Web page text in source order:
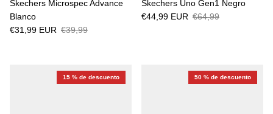
Skechers Microspec Advance
Blanco
€31,99 EUR €39,99
Skechers Uno Gen1 Negro
€44,99 EUR €64,99
15 % de descuento 50 % de descuento